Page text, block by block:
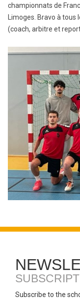
championnats de
Limoges. Bravo à tous
(coach, arbitre et
Subscribe to the